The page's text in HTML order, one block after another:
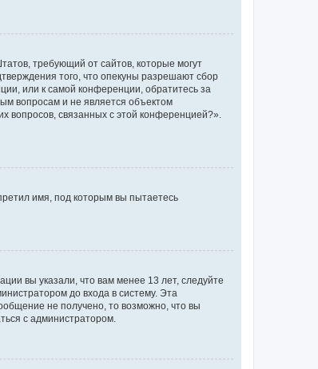
требующий от сайтов, которые могут
того, что опекуны разрешают сбор
или к самой конференции, обратитесь за
вопросам и не является объектом
вопросов, связанных с этой конференцией?».
имя, под которым вы пытаетесь
вы указали, что вам менее 13 лет, следуйте
до входа в систему. Эта
не получено, то возможно, что вы
с администратором.